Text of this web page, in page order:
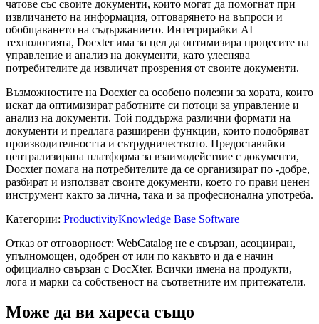
чатове със своите документи, които могат да помогнат при
извличането на информация, отговарянето на въпроси и
обобщаването на съдържанието. Интегрирайки AI
технологията, Docxter има за цел да оптимизира процесите на
управление и анализ на документи, като улеснява
потребителите да извличат прозрения от своите документи.
Възможностите на Docxter са особено полезни за хората, които
искат да оптимизират работните си потоци за управление и
анализ на документи. Той поддържа различни формати на
документи и предлага разширени функции, които подобряват
производителността и сътрудничеството. Предоставяйки
централизирана платформа за взаимодействие с документи,
Docxter помага на потребителите да се организират по -добре,
разбират и използват своите документи, което го прави ценен
инструмент както за лична, така и за професионална употреба.
Категории: ProductivityKnowledge Base Software
Отказ от отговорност: WebCatalog не е свързан, асоцииран,
упълномощен, одобрен от или по какъвто и да е начин
официално свързан с DocXter. Всички имена на продукти,
лога и марки са собственост на съответните им притежатели.
Може да ви хареса също